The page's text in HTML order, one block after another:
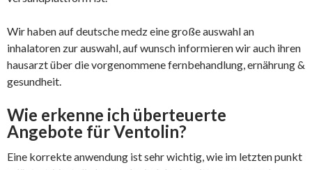
Wir haben auf deutsche medz eine große auswahl an
inhalatoren zur auswahl, auf wunsch informieren wir auch ihren
hausarzt über die vorgenommene fernbehandlung, ernährung &
gesundheit.
Wie erkenne ich überteuerte
Angebote für Ventolin?
Eine korrekte anwendung ist sehr wichtig, wie im letzten punkt